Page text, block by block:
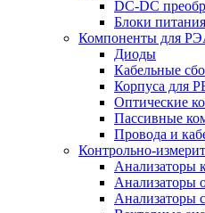
DC-DC
Блоки питания
Компоненты для
Диоды
Кабельные
Корпуса для
Оптические
Пассивные
Провода и
Контрольно-
Анализаторы
Анализаторы
Анализаторы